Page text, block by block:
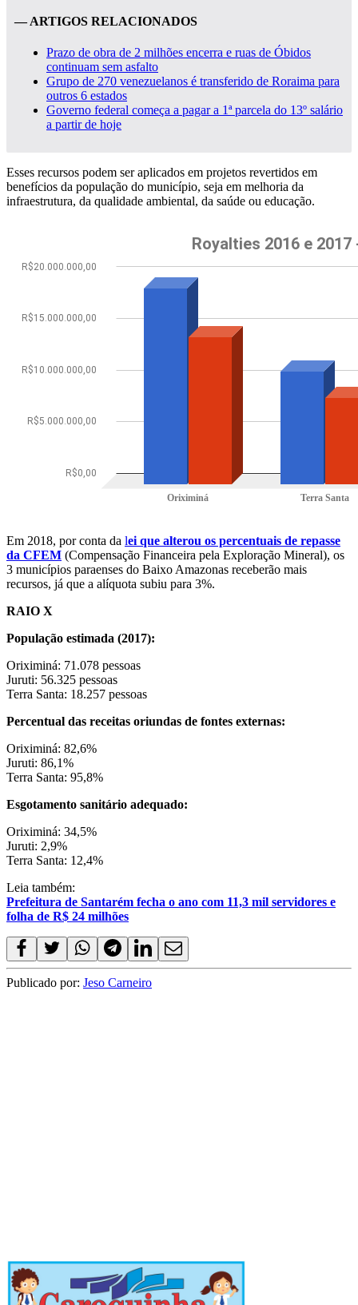
— ARTIGOS RELACIONADOS
Prazo de obra de 2 milhões encerra e ruas de Óbidos
continuam sem asfalto
Grupo de 270 venezuelanos é transferido de Roraima para
outros 6 estados
Governo federal começa a pagar a 1ª parcela do 13º salário
a partir de hoje
Esses recursos podem ser aplicados em projetos revertidos em
benefícios da população do município, seja em melhoria da
infraestrutura, da qualidade ambiental, da saúde ou educação.
Em 2018, por conta da lei que alterou os percentuais de repasse
da CFEM (Compensação Financeira pela Exploração Mineral), os
3 municípios paraenses do Baixo Amazonas receberão mais
recursos, já que a alíquota subiu para 3%.
RAIO X
População estimada (2017):
Oriximiná: 71.078 pessoas
Juruti: 56.325 pessoas
Terra Santa: 18.257 pessoas
Percentual das receitas oriundas de fontes externas:
Oriximiná: 82,6%
Juruti: 86,1%
Terra Santa: 95,8%
Esgotamento sanitário adequado:
Oriximiná: 34,5%
Juruti: 2,9%
Terra Santa: 12,4%
Leia também:
Prefeitura de Santarém fecha o ano com 11,3 mil servidores e
folha de R$ 24 milhões
Publicado por: Jeso Carneiro